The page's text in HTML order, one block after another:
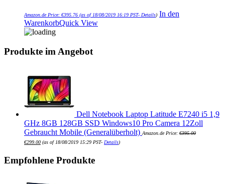
Amazon.de Price: €395.76 (as of 18/08/2019 16:19 PST- Details) In den
WarenkorbQuick View
Produkte im Angebot
Dell Notebook Laptop Latitude E7240 i5 1,9
GHz 8GB 128GB SSD Windows10 Pro Camera 12Zoll
Gebraucht Mobile (Generalüberholt) Amazon.de Price: €395.00
€299.00 (as of 18/08/2019 15:29 PST- Details)
Empfohlene Produkte